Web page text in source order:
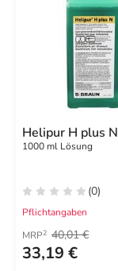
Helipur H plus N
1000 ml Lösung
(0)
Pflichtangaben
MRP2 40,01 €
33,19 €